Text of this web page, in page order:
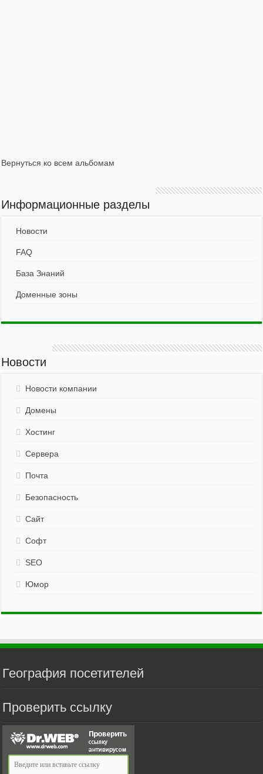
Вернуться ко всем альбомам
Информационные разделы
Новости
FAQ
База Знаний
Доменные зоны
Новости
Новости компании
Домены
Хостинг
Сервера
Почта
Безопасность
Сайт
Софт
SEO
Юмор
География посетителей
Проверить ссылку